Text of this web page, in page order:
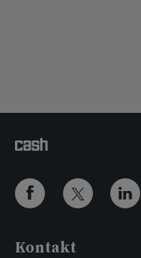
Kontakt